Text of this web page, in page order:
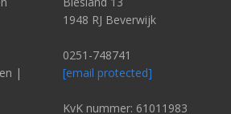
|
1948 RJ Beverwijk
0251-748741
[email protected]
KvK nummer: 61011983